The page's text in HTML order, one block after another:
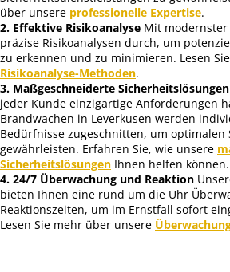
über unsere professionelle Expertise.
2. Effektive Risikoanalyse Mit
präzise Risikoanalysen durch, um
zu erkennen und zu minimieren. Lesen
Risikoanalyse-Methoden.
3. Maßgeschneiderte Sicherheitslösungen
jeder Kunde einzigartige Anforderungen
Brandwachen in Leverkusen werden
Bedürfnisse zugeschnitten, um optimalen
gewährleisten. Erfahren Sie, wie unsere
Sicherheitslösungen Ihnen helfen können.
4. 24/7 Überwachung und Reaktion
bieten Ihnen eine rund um die Uhr
Reaktionszeiten, um im Ernstfall sofort
Lesen Sie mehr über unsere